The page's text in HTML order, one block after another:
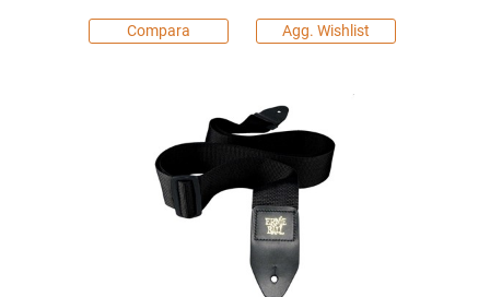
Compara Agg. Wishlist